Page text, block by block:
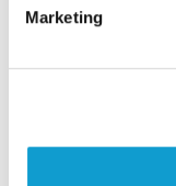
Marketing